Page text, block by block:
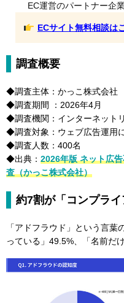
EC運営のパートナー企
ECサイト無料相談は
調査概要
◆調査主体：かっこ株式会社
◆調査期間 ：2026年4月
◆調査機関：インターネット
◆調査対象：ウェブ広告運用
◆調査人数：400名
◆出典： 2026年版 ネット広
査（かっこ株式会社）
約7割が「コンプラ
「アドフラウド」という言
っている」49.5%、「名前だ